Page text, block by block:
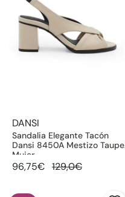
DANSI
Sandalia Elegante Tacón
Dansi 8450A Mestizo Taupe
Mujer
96,75€ 129,0€